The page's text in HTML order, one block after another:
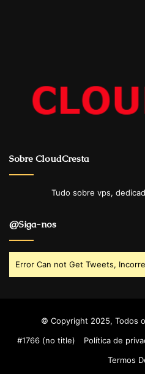
Sobre CloudCresta
Tudo sobre vps,
@Siga-nos
Error Can not Get Tweets,
© Copyright 2025, Todos
#1766 (no title)
Política de
Termos